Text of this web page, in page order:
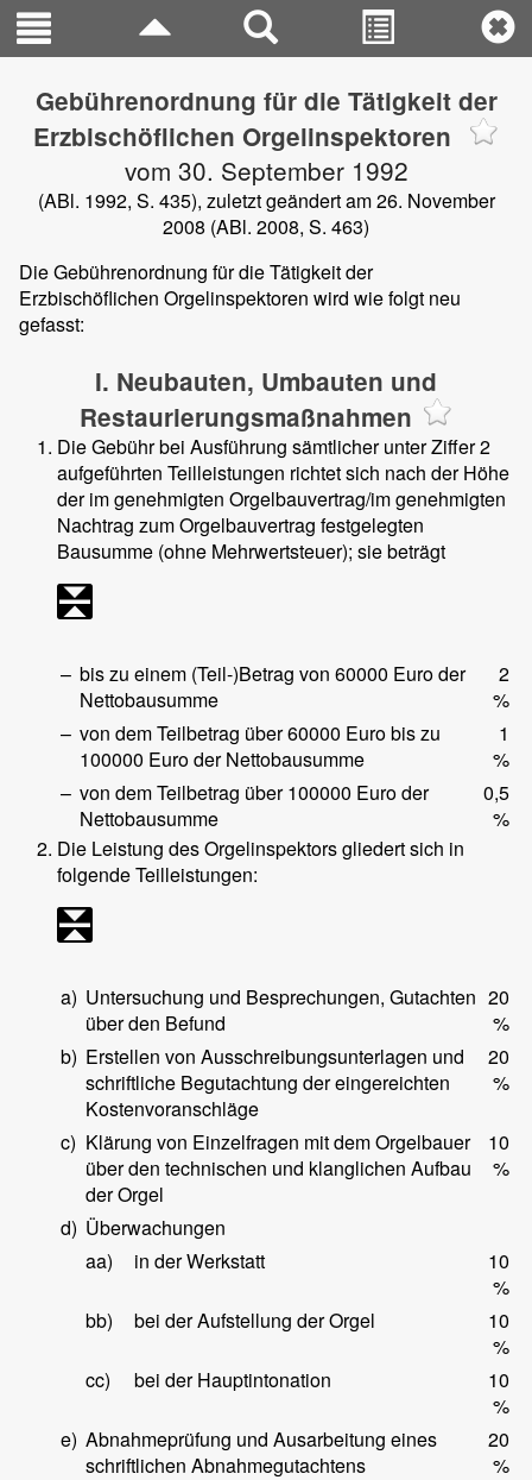
Gebührenordnung für die Tätigkeit der
Erzbischöflichen Orgelinspektoren
vom 30. September 1992
(ABl. 1992, S. 435), zuletzt geändert am 26. November
2008 (ABl. 2008, S. 463)
Die Gebührenordnung für die Tätigkeit der
Erzbischöflichen Orgelinspektoren wird wie folgt neu
gefasst:
I. Neubauten, Umbauten und
Restaurierungsmaßnahmen
Die Gebühr bei Ausführung sämtlicher unter Ziffer 2
aufgeführten Teilleistungen richtet sich nach der Höhe
der im genehmigten Orgelbauvertrag/im genehmigten
Nachtrag zum Orgelbauvertrag festgelegten
Bausumme (ohne Mehrwertsteuer); sie beträgt
– bis zu einem (Teil-)Betrag von 60000 Euro der
Nettobausumme
2
%
– von dem Teilbetrag über 60000 Euro bis zu
100000 Euro der Nettobausumme
1
%
– von dem Teilbetrag über 100000 Euro der
Nettobausumme
0,5
%
Die Leistung des Orgelinspektors gliedert sich in
folgende Teilleistungen:
a) Untersuchung und Besprechungen, Gutachten
über den Befund
20
%
b) Erstellen von Ausschreibungsunterlagen und
schriftliche Begutachtung der eingereichten
Kostenvoranschläge
20
%
c) Klärung von Einzelfragen mit dem Orgelbauer
über den technischen und klanglichen Aufbau
der Orgel
10
%
d) Überwachungen
aa)
in der Werkstatt
10
%
bb)
bei der Aufstellung der Orgel
10
%
cc)
bei der Hauptintonation
10
%
e) Abnahmeprüfung und Ausarbeitung eines
schriftlichen Abnahmegutachtens
20
%